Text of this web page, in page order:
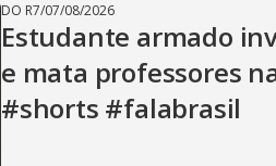
DO R7/07/08/2026
Estudante armado
e mata professores
#shorts #falabrasil